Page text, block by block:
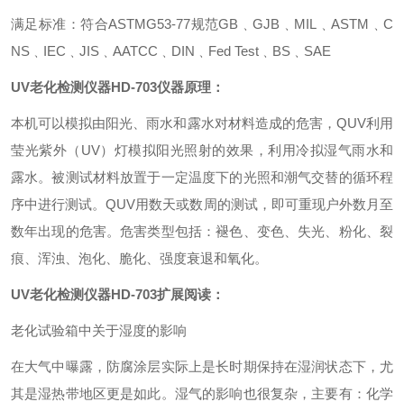
满足标准：符合ASTMG53-77规范GB﹑GJB﹑MIL﹑ASTM﹑C
NS﹑IEC﹑JIS﹑AATCC﹑DIN﹑Fed Test﹑BS﹑SAE
UV老化检测仪器HD-703仪器原理：
本机可以模拟由阳光、雨水和露水对材料造成的危害，QUV利用
莹光紫外（UV）灯模拟阳光照射的效果，利用冷拟湿气雨水和
露水。被测试材料放置于一定温度下的光照和潮气交替的循环程
序中进行测试。QUV用数天或数周的测试，即可重现户外数月至
数年出现的危害。危害类型包括：褪色、变色、失光、粉化、裂
痕、浑浊、泡化、脆化、强度衰退和氧化。
UV老化检测仪器HD-703扩展阅读：
老化试验箱中关于湿度的影响
在大气中曝露，防腐涂层实际上是长时期保持在湿润状态下，尤
其是湿热带地区更是如此。湿气的影响也很复杂，主要有：化学